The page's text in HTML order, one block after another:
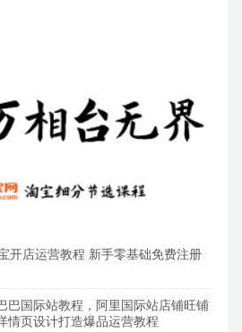
开店运营教程 新手零基础免费注册
巴国际站教程，阿里国际站店铺旺铺
情页设计打造爆品运营教程